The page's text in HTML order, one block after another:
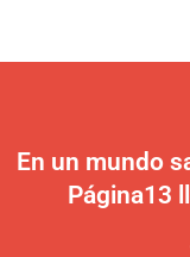
En un mundo
Página13